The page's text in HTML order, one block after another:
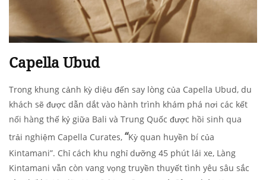
Capella Ubud
Trong khung cảnh kỳ diệu đến say lòng của Capella Ubud, du
khách sẽ được dẫn dắt vào hành trình khám phá nơi các kết
nối hàng thế kỷ giữa Bali và Trung Quốc được hồi sinh qua
trải nghiệm Capella Curates, “Kỳ quan huyền bí của
Kintamani”. Chỉ cách khu nghỉ dưỡng 45 phút lái xe, Làng
Kintamani vẫn còn vang vọng truyền thuyết tình yêu sâu sắc